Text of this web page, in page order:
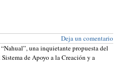
Deja un comentario
una inquietante propuesta del
de Apoyo a la Creación y a